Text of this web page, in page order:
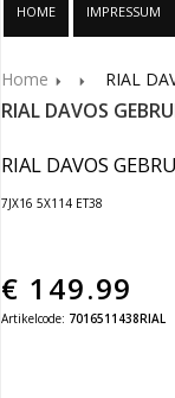
HOME IMPRESSUM
Home RIAL
RIAL DAVOS
RIAL DAVOS
7JX16 5X114 ET38
€ 149.99
Artikelcode: 7016511438RIAL